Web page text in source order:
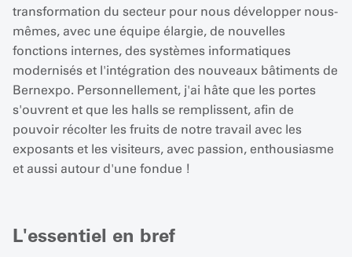
transformation du secteur pour nous développer nous-
mêmes, avec une équipe élargie, de nouvelles
fonctions internes, des systèmes informatiques
modernisés et l'intégration des nouveaux bâtiments de
Bernexpo. Personnellement, j'ai hâte que les portes
s'ouvrent et que les halls se remplissent, afin de
pouvoir récolter les fruits de notre travail avec les
exposants et les visiteurs, avec passion, enthousiasme
et aussi autour d'une fondue !
L'essentiel en bref